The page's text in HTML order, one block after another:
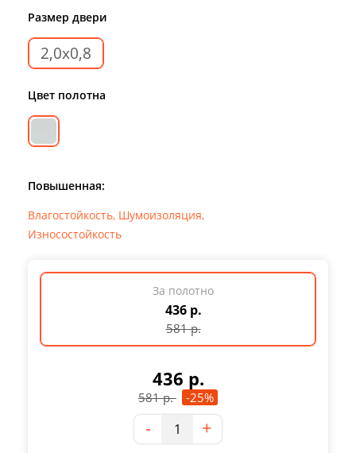
Размер двери
2,0х0,8
Цвет полотна
Повышенная:
Влагостойкость, Шумоизоляция,
Износостойкость
436 р.
581р. -25%
Количество
- +
За полотно
436 р.
581р.